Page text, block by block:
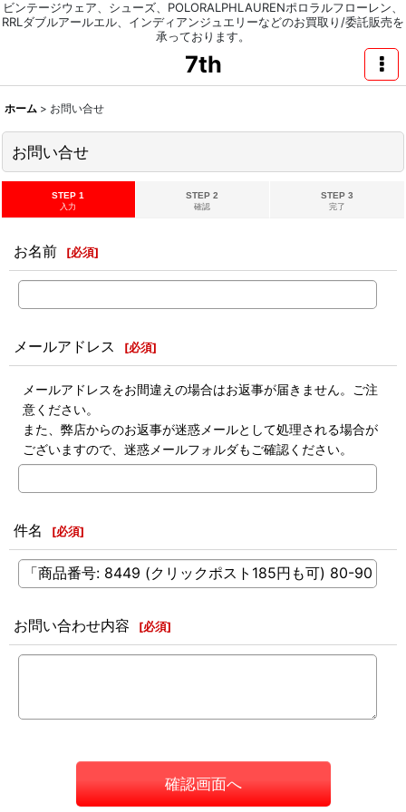
ビンテージウェア、シューズ、POLORALPHLAURENポロラルフローレン、
RRLダブルアールエル、インディアンジュエリーなどのお買取り/委託販売を
承っております。
7th
ホーム > お問い合せ
お問い合せ
STEP 1
入力
STEP 2
確認
STEP 3
完了
お名前 [必須]
メールアドレス [必須]
メールアドレスをお間違えの場合はお返事が届きません。ご注
意ください。
また、弊店からのお返事が迷惑メールとして処理される場合が
ございますので、迷惑メールフォルダもご確認ください。
件名 [必須]
お問い合わせ内容 [必須]
確認画面へ